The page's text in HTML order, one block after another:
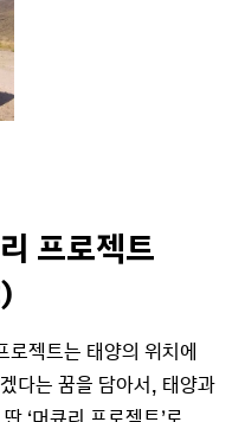
프로젝트
젝트는 태양의 위치에
다는 꿈을 담아서, 태양과